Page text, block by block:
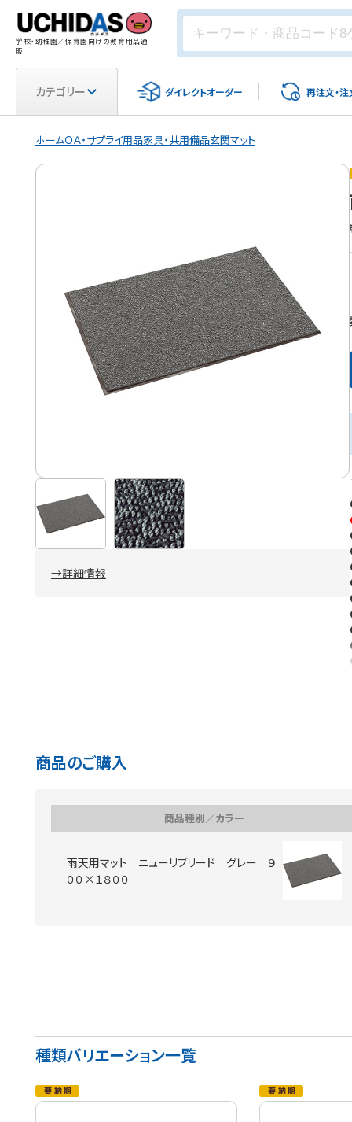
学校・幼稚園／保育園向けの教育用品通
販
カテゴリー ダイレクトオーダー 再注文・注
ホームＯＡ・サプライ用品家具・共用備品玄関マット
→詳細情報
商品のご購入
商品種別／カラー
雨天用マット ニューリブリード グレー ９
００×１８００
種類バリエーション一覧